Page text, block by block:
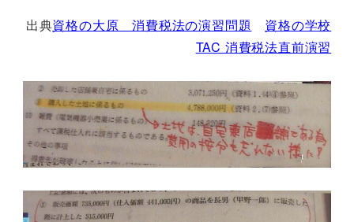
出典資格の大原 消費税法の演習問題
資格の学校
TAC 消費税法直前演習